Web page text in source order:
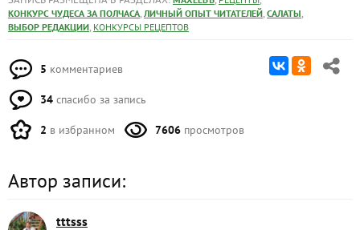
КОНКУРС ЧУДЕСА ЗА ПОЛЧАСА, ЛИЧНЫЙ ОПЫТ ЧИТАТЕЛЕЙ, САЛАТЫ,
ВЫБОР РЕДАКЦИИ, КОНКУРСЫ РЕЦЕПТОВ
5 комментариев
34 спасибо за запись
2 в избранном 7606 просмотров
Автор записи:
tttsss